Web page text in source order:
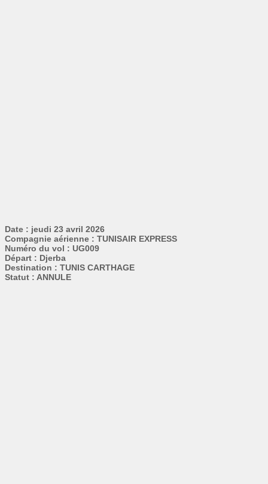
Date : jeudi 23 avril 2026
Compagnie aérienne : TUNISAIR EXPRESS
Numéro du vol : UG009
Départ : Djerba
Destination : TUNIS CARTHAGE
Statut : ANNULE